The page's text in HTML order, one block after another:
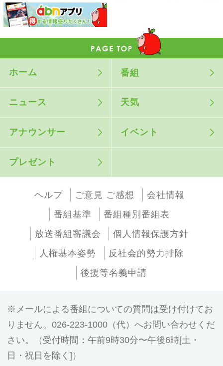
ホーム 番組
ニュース 天気
アナウンサー イベント
プレゼント
ヘルプ ご意見 ご感想
会社情報
番組基準
番組種別番組表
放送番組審議会
個人情報保護方針
人権基本姿勢
反社会的勢力排除
後援等名義申請
メールによる番組についての質問は受け付けてお
りません。026-223-1000（代）へお問い合わせくだ
さい。（受付時間：午前9時30分〜午後6時[土・
日・祝日を除く]）